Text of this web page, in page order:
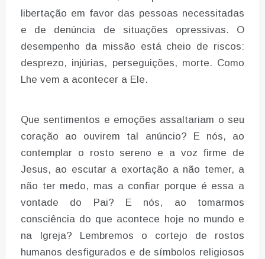
libertação em favor das pessoas necessitadas
e de denúncia de situações opressivas. O
desempenho da missão está cheio de riscos:
desprezo, injúrias, perseguições, morte. Como
Lhe vem a acontecer a Ele.
Que sentimentos e emoções assaltariam o seu
coração ao ouvirem tal anúncio? E nós, ao
contemplar o rosto sereno e a voz firme de
Jesus, ao escutar a exortação a não temer, a
não ter medo, mas a confiar porque é essa a
vontade do Pai? E nós, ao tomarmos
consciência do que acontece hoje no mundo e
na Igreja? Lembremos o cortejo de rostos
humanos desfigurados e de símbolos religiosos